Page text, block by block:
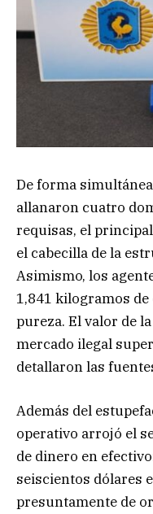
De forma
allanaron cuatro
requisas, el
el cabecilla de la
Asimismo, los
1,841 kilogramos
pureza. El valor de
mercado ilegal
detallaron las
Además del
operativo arrojó el
de dinero en
seiscientos dólares
presuntamente de